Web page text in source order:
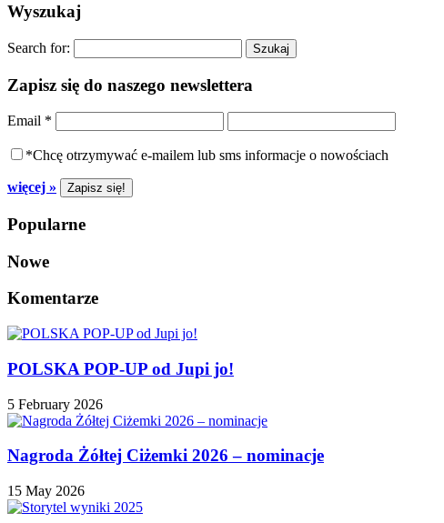
Wyszukaj
Search for:
Zapisz się do naszego newslettera
Email *
*Chcę otrzymywać e-mailem lub sms informacje o nowościach
więcej »
Popularne
Nowe
Komentarze
POLSKA POP-UP od Jupi jo!
5 February 2026
Nagroda Żółtej Ciżemki 2026 – nominacje
15 May 2026